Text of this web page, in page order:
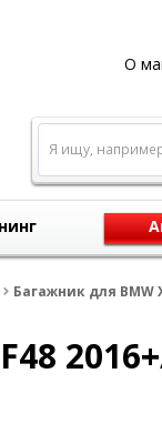
О
Я ищу,
Багажник для BMW